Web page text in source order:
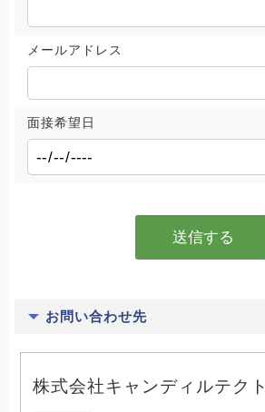
メールアドレス
面接希望日
お問い合わせ先
株式会社キャンディルテクト